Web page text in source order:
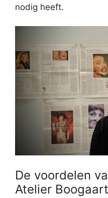
nodig heeft.
De voordelen
Atelier